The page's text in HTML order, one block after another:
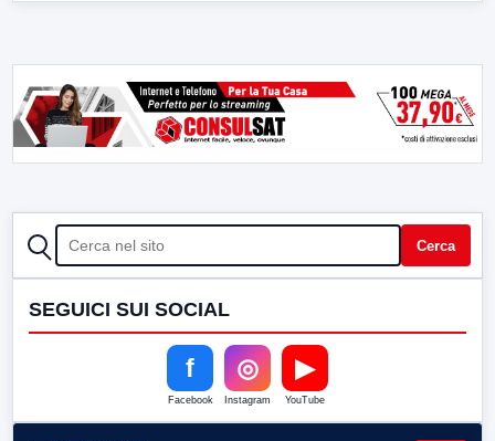
CERCA Cerca
SEGUICI SUI SOCIAL
f
Facebook
◎
Instagram
▶
YouTube